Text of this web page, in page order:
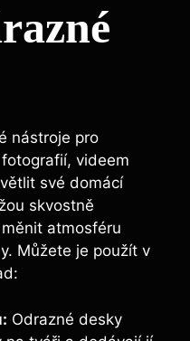
nástroje pro
⁣videem
své domácí
skvostně
atmosféru
⁢Můžete je⁤ použít v
Odrazné desky